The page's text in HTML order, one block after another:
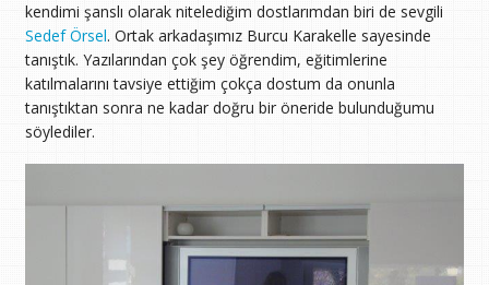
kendimi şanslı olarak nitelediğim dostlarımdan biri de sevgili
Sedef Örsel. Ortak arkadaşımız Burcu Karakelle sayesinde
tanıştık. Yazılarından çok şey öğrendim, eğitimlerine
katılmalarını tavsiye ettiğim çokça dostum da onunla
tanıştıktan sonra ne kadar doğru bir öneride bulunduğumu
söylediler.